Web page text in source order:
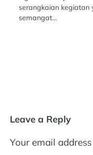
serangkaian kegiatan
semangat…
Leave a Reply
Your email